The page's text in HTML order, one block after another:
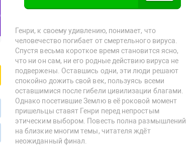
Генри, к своему удивлению, понимает, что
человечество погибает от смертельного вируса.
Спустя весьма короткое время становится ясно,
что ни он сам, ни его родные действию вируса не
подвержены. Оставшись одни, эти люди решают
спокойно дожить свой век, пользуясь всеми
оставшимися после гибели цивилизации благами.
Однако посетившие Землю в её роковой момент
пришельцы ставят Генри перед непростым
этическим выбором. Повесть полна размышлений
на близкие многим темы, читателя ждёт
неожиданный финал.